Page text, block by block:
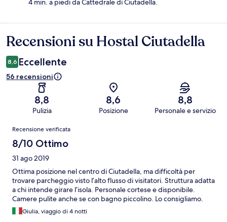
4 min. a piedi da Cattedrale di Ciutadella.
Recensioni
Recensioni su Hostal Ciutadella
8,6 Eccellente
56 recensioni
8,8
Pulizia
8,6
Posizione
8,8
Personale e servizio
Recensioni
Recensione verificata
8/10 Ottimo
31 ago 2019
Ottima posizione nel centro di Ciutadella, ma difficoltà per
trovare parcheggio visto l’alto flusso di visitatori. Struttura adatta
a chi intende girare l’isola. Personale cortese e disponibile.
Camere pulite anche se con bagno piccolino. Lo consigliamo.
Giulia, viaggio di 4 notti